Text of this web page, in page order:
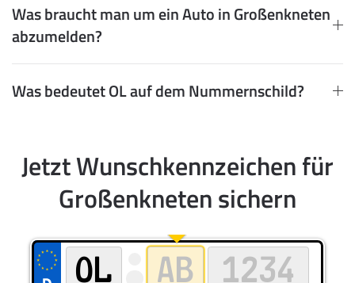
Was braucht man um ein Auto in Großenkneten
abzumelden?
Was bedeutet OL auf dem Nummernschild?
Jetzt Wunschkennzeichen für
Großenkneten sichern